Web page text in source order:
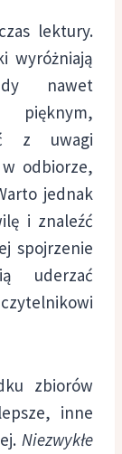
lektury.
wyróżniają
nawet
z uwagi
odbiorze,
jednak
i znaleźć
spojrzenie
uderzać
zbiorów
inne
Niezwykłe